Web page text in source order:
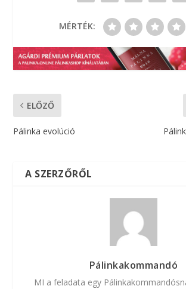
MÉRTÉK:
ELŐZŐ
Pálinka evolúció
A SZERZŐRŐL
Pálinkakommandó
MI a feladata egy